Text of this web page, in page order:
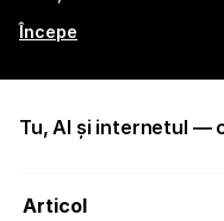
Începe
Tu, AI și internetul —
Articol